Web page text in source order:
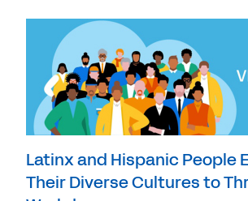
Latinx and Hispanic People
Their Diverse Cultures to